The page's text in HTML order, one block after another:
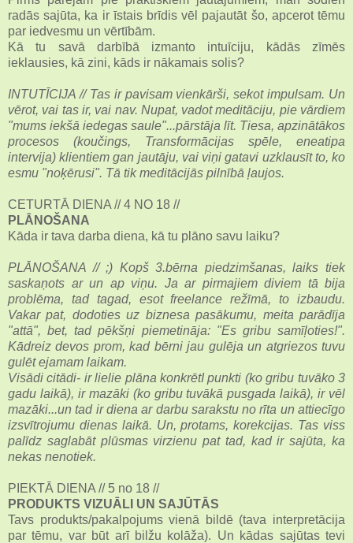
radās sajūta, ka ir īstais brīdis vēl pajautāt šo, apcerot tēmu
par iedvesmu un vērtībām.
Kā tu savā darbībā izmanto intuīciju, kādās zīmēs
ieklausies, kā zini, kāds ir nākamais solis?
INTUTĪCIJA // Tas ir pavisam vienkārši, sekot impulsam. Un
vērot, vai tas ir, vai nav. Nupat, vadot meditāciju, pie vārdiem
"mums iekšā iedegas saule"...pārstāja līt. Tiesa, apzinātākos
procesos (koučings, Transformācijas spēle, eneatipa
intervija) klientiem gan jautāju, vai viņi gatavi uzklausīt to, ko
esmu "noķērusi". Tā tik meditācijās pilnībā ļaujos.
CETURTĀ DIENA // 4 NO 18 //
PLĀNOŠANA
Kāda ir tava darba diena, kā tu plāno savu laiku?
PLĀNOŠANA // ;) Kopš 3.bērna piedzimšanas, laiks tiek
saskaņots ar un ap viņu. Ja ar pirmajiem diviem tā bija
problēma, tad tagad, esot freelance režīmā, to izbaudu.
Vakar pat, dodoties uz biznesa pasākumu, meita parādīja
"attā", bet, tad pēkšņi piemetināja: "Es gribu samīļoties!".
Kādreiz devos prom, kad bērni jau gulēja un atgriezos tuvu
gulēt ejamam laikam.
Visādi citādi- ir lielie plāna konkrētI punkti (ko gribu tuvāko 3
gadu laikā), ir mazāki (ko gribu tuvākā pusgada laikā), ir vēl
mazāki...un tad ir diena ar darbu sarakstu no rīta un attiecīgo
izsvītrojumu dienas laikā. Un, protams, korekcijas. Tas viss
palīdz saglabāt plūsmas virzienu pat tad, kad ir sajūta, ka
nekas nenotiek.
PIEKTĀ DIENA // 5 no 18 //
PRODUKTS VIZUĀLI UN SAJŪTĀS
Tavs produkts/pakalpojums vienā bildē (tava interpretācija
par tēmu, var būt arī bilžu kolāža). Un kādas sajūtas tevi